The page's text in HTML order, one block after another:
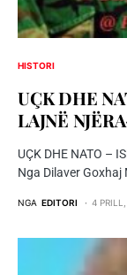
HISTORI
UÇK DHE
LAJNË
UÇK DHE NATO –
Nga Dilaver
NGA EDITORI 4